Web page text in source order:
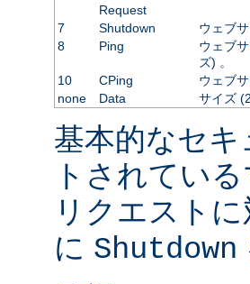
Request
7 Shutdown
ウェブ
8
Ping
ウェブ
ズ) 。
10
CPing
ウェブ
none
Data サイズ
基本的なセ
トされてい
リクエスト
に Shutdown